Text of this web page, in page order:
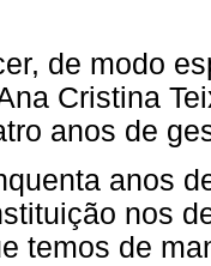
de modo
Cristina
anos de
anos
nos
temos de